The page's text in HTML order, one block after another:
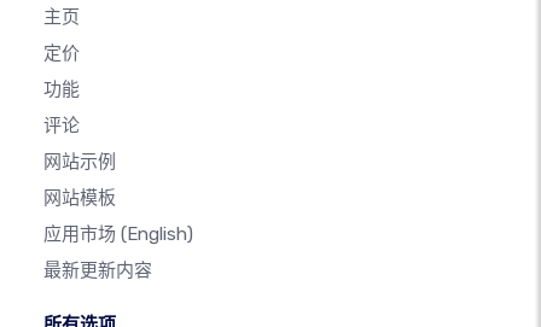
主页
定价
功能
评论
网站示例
网站模板
应用市场 (English)
最新更新内容